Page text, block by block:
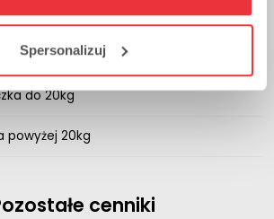
Spersonalizuj
dokumentów
do 10kg
do 20kg
powyżej 20kg
cenniki